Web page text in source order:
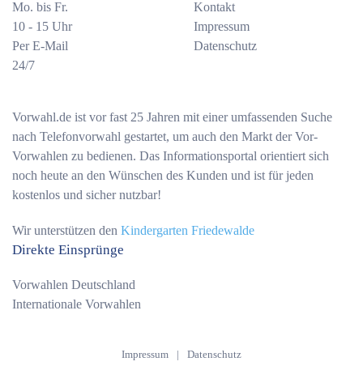
Mo. bis Fr.
10 - 15 Uhr
Per E-Mail
24/7
Kontakt
Impressum
Datenschutz
Vorwahl.de ist vor fast 25 Jahren mit einer umfassenden Suche
nach Telefonvorwahl gestartet, um auch den Markt der Vor-
Vorwahlen zu bedienen. Das Informationsportal orientiert sich
noch heute an den Wünschen des Kunden und ist für jeden
kostenlos und sicher nutzbar!
Wir unterstützen den Kindergarten Friedewalde
Direkte Einsprünge
Vorwahlen Deutschland
Internationale Vorwahlen
Impressum | Datenschutz